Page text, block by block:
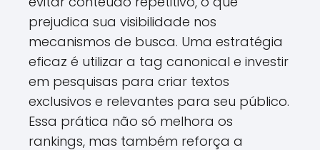
prejudica sua visibilidade nos
mecanismos de busca. Uma estratégia
eficaz é utilizar a tag canonical e investir
em pesquisas para criar textos
exclusivos e relevantes para seu público.
Essa prática não só melhora os
rankings, mas também reforça a